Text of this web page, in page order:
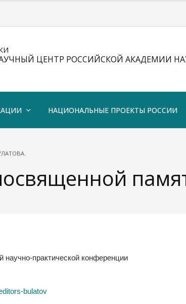
ЦЕНТР РОССИЙСКОЙ АКАДЕМИИ
НАЦИОНАЛЬНЫЕ ПРОЕКТЫ РОССИИ
практической конференции
bulatov